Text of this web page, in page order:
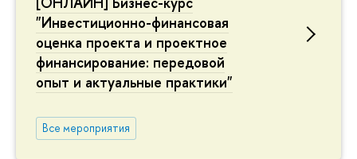
"Инвестиционно-финансовая
оценка проекта и проектное
финансирование: передовой
опыт и актуальные практики"
Все мероприятия